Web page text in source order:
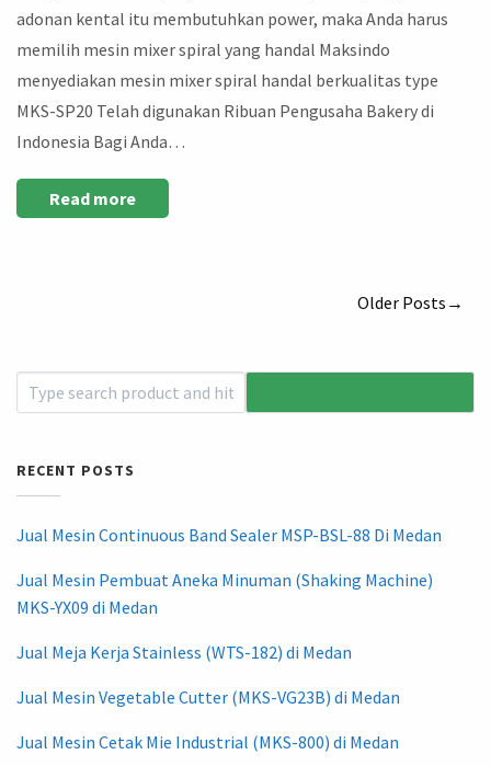
adonan kental itu membutuhkan power, maka Anda harus
memilih mesin mixer spiral yang handal Maksindo
menyediakan mesin mixer spiral handal berkualitas type
MKS-SP20 Telah digunakan Ribuan Pengusaha Bakery di
Indonesia Bagi Anda…
Read more
Older Posts→
RECENT POSTS
Jual Mesin Continuous Band Sealer MSP-BSL-88 Di Medan
Jual Mesin Pembuat Aneka Minuman (Shaking Machine)
MKS-YX09 di Medan
Jual Meja Kerja Stainless (WTS-182) di Medan
Jual Mesin Vegetable Cutter (MKS-VG23B) di Medan
Jual Mesin Cetak Mie Industrial (MKS-800) di Medan